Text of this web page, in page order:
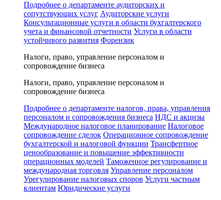
Подробнее о департаменте аудиторских и
сопутствующих услуг Аудиторские услуги
Консультационные услуги в области бухгалтерского
учета и финансовой отчетности Услуги в области
устойчивого развития Форензик
Налоги, право, управление персоналом и
сопровождение бизнеса
Налоги, право, управление персоналом и
сопровождение бизнеса
Подробнее о департаменте налогов, права, управления
персоналом и сопровождения бизнеса НДС и акцизы
Международное налоговое планирование Налоговое
сопровождение сделок Операционное сопровождение
бухгалтерской и налоговой функции Трансфертное
ценообразование и повышение эффективности
операционных моделей Таможенное регулирование и
международная торговля Управление персоналом
Урегулирование налоговых споров Услуги частным
клиентам Юридические услуги